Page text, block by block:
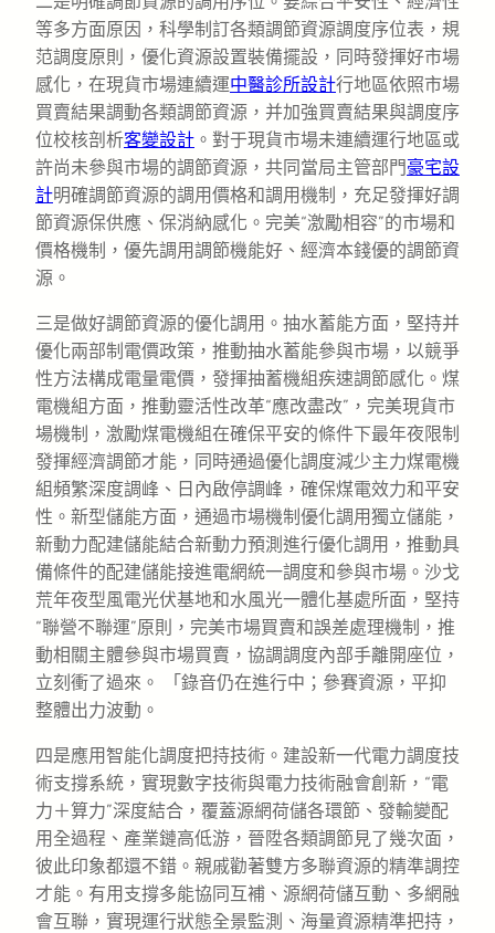
等多方面原因，科學制訂各類調節資源調度序位表，規
范調度原則，優化資源設置裝備擺設，同時發揮好市場
感化，在現貨市場連續運中醫診所設計行地區依照市場
買賣結果調動各類調節資源，并加強買賣結果與調度序
位校核剖析客變設計 。對于現貨市場未連續運行地區或
許尚未參與市場的調節資源，共同當局主管部門豪宅設
計明確調節資源的調用價格和調用機制，充足發揮好調
節資源保供應、保消納感化。完美“激勵相容”的市場和
價格機制，優先調用調節機能好、經濟本錢優的調節資
源。
三是做好調節資源的優化調用。抽水蓄能方面，堅持并
優化兩部制電價政策，推動抽水蓄能參與市場，以競爭
性方法構成電量電價，發揮抽蓄機組疾速調節感化。煤
電機組方面，推動靈活性改革“應改盡改”，完美現貨市
場機制，激勵煤電機組在確保平安的條件下最年夜限制
發揮經濟調節才能，同時通過優化調度減少主力煤電機
組頻繁深度調峰、日內啟停調峰，確保煤電效力和平安
性。新型儲能方面，通過市場機制優化調用獨立儲能，
新動力配建儲能結合新動力預測進行優化調用，推動具
備條件的配建儲能接進電網統一調度和參與市場。沙戈
荒年夜型風電光伏基地和水風光一體化基處所面，堅持
“聯營不聯運”原則，完美市場買賣和誤差處理機制，推
動相關主體參與市場買賣，協調調度內部手離開座位，
立刻衝了過來。 「錄音仍在進行中；參賽資源，平抑
整體出力波動。
四是應用智能化調度把持技術。建設新一代電力調度技
術支撐系統，實現數字技術與電力技術融會創新，“電
力＋算力”深度結合，覆蓋源網荷儲各環節、發輸變配
用全過程、產業鏈高低游，晉陞各類調節見了幾次面，
彼此印象都還不錯。親戚勸著雙方多聯資源的精準調控
才能。有用支撐多能協同互補、源網荷儲互動、多網融
會互聯，實現運行狀態全景監測、海量資源精準把持，